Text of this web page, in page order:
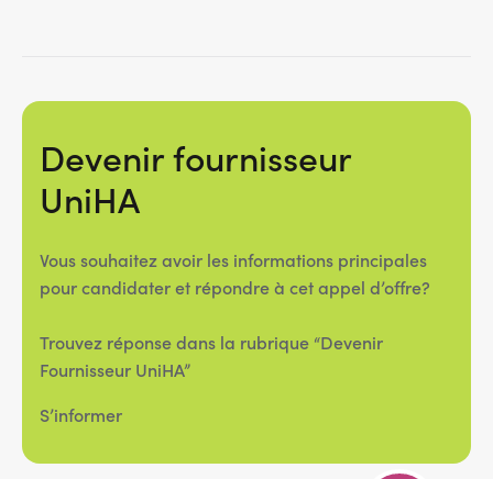
Devenir fournisseur
UniHA
Vous souhaitez avoir les informations principales
pour candidater et répondre à cet appel d’offre?
Trouvez réponse dans la rubrique “Devenir
Fournisseur UniHA”
S’informer